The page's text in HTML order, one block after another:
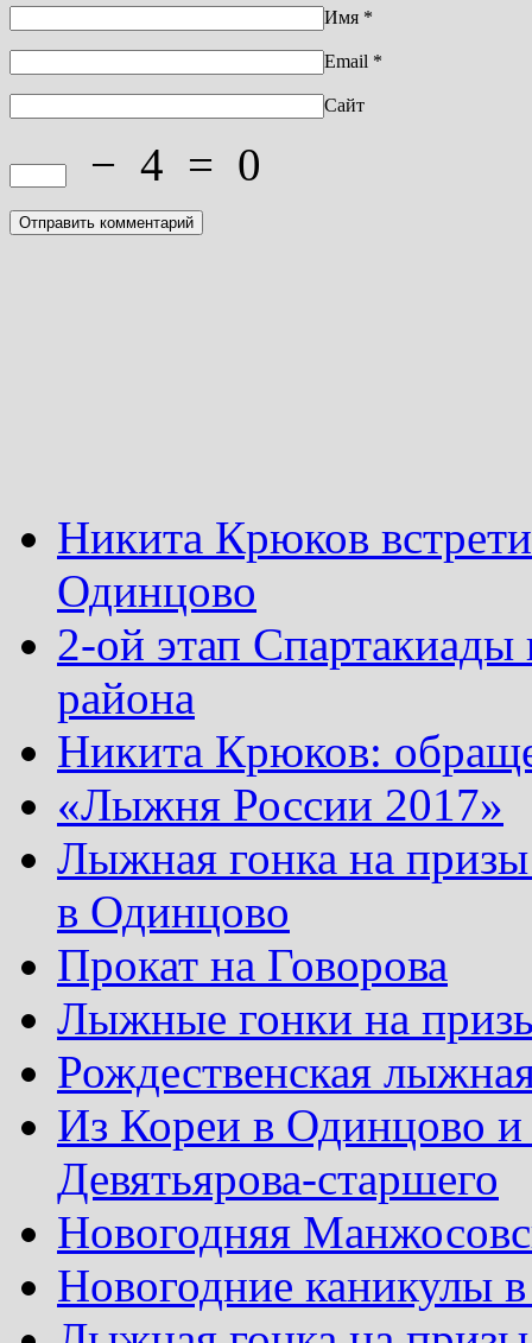
Имя *
Email *
Сайт
− 4 = 0
Никита Крюков
Одинцово
2-ой этап
района
Никита Крюков:
«Лыжня России 2017»
Лыжная гонка на
в Одинцово
Прокат на Говорова
Лыжные гонки на
Рождественская
Из Кореи в Одинцово
Девятьярова-старшего
Новогодняя
Новогодние каникулы